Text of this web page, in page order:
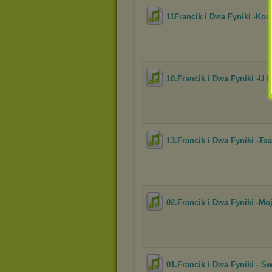
11Francik i Dwa Fyniki -
10.Francik i Dwa Fyniki -U
13.Francik i Dwa Fyniki -
02.Francik i Dwa Fyniki -
01.Francik i Dwa Fyniki -